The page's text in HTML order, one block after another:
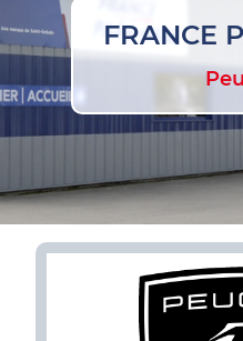
FRANCE